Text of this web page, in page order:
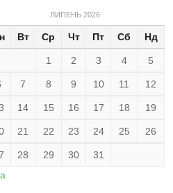
ЛИПЕНЬ 2026
Вт Ср Чт Пт Сб Нд
1 2 3 4 5
7 8 9 10 11 12
14 15 16 17 18 19
21 22 23 24 25 26
28 29 30
31